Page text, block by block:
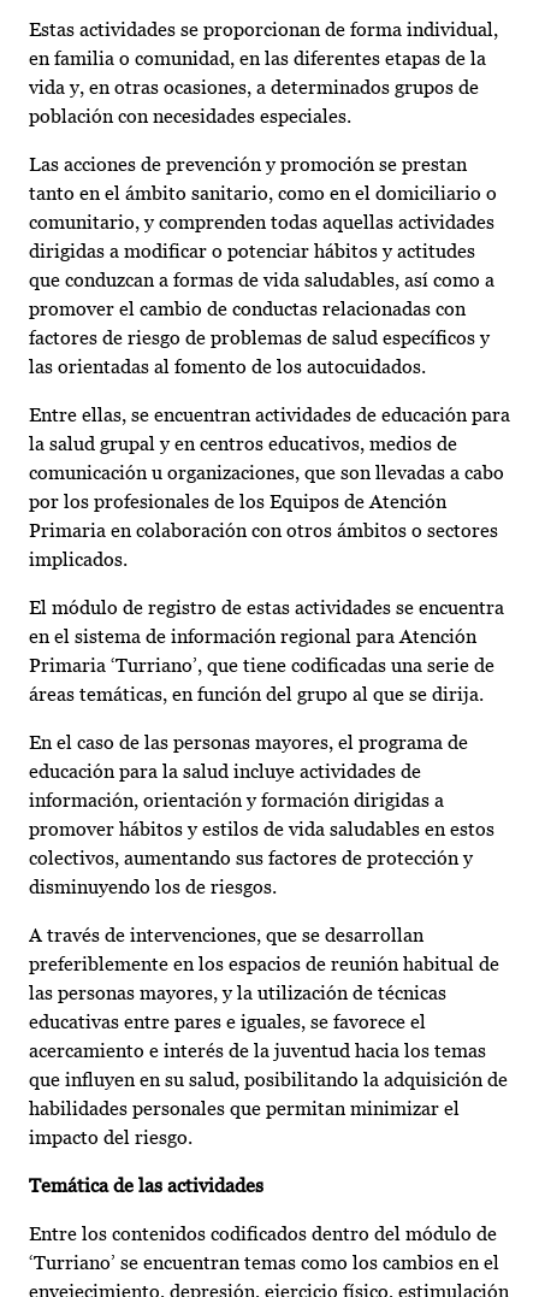
Estas actividades se proporcionan de forma individual,
en familia o comunidad, en las diferentes etapas de la
vida y, en otras ocasiones, a determinados grupos de
población con necesidades especiales.
Las acciones de prevención y promoción se prestan
tanto en el ámbito sanitario, como en el domiciliario o
comunitario, y comprenden todas aquellas actividades
dirigidas a modificar o potenciar hábitos y actitudes
que conduzcan a formas de vida saludables, así como a
promover el cambio de conductas relacionadas con
factores de riesgo de problemas de salud específicos y
las orientadas al fomento de los autocuidados.
Entre ellas, se encuentran actividades de educación para
la salud grupal y en centros educativos, medios de
comunicación u organizaciones, que son llevadas a cabo
por los profesionales de los Equipos de Atención
Primaria en colaboración con otros ámbitos o sectores
implicados.
El módulo de registro de estas actividades se encuentra
en el sistema de información regional para Atención
Primaria ‘Turriano’, que tiene codificadas una serie de
áreas temáticas, en función del grupo al que se dirija.
En el caso de las personas mayores, el programa de
educación para la salud incluye actividades de
información, orientación y formación dirigidas a
promover hábitos y estilos de vida saludables en estos
colectivos, aumentando sus factores de protección y
disminuyendo los de riesgos.
A través de intervenciones, que se desarrollan
preferiblemente en los espacios de reunión habitual de
las personas mayores, y la utilización de técnicas
educativas entre pares e iguales, se favorece el
acercamiento e interés de la juventud hacia los temas
que influyen en su salud, posibilitando la adquisición de
habilidades personales que permitan minimizar el
impacto del riesgo.
Temática de las actividades
Entre los contenidos codificados dentro del módulo de
‘Turriano’ se encuentran temas como los cambios en el
envejecimiento, depresión, ejercicio físico, estimulación